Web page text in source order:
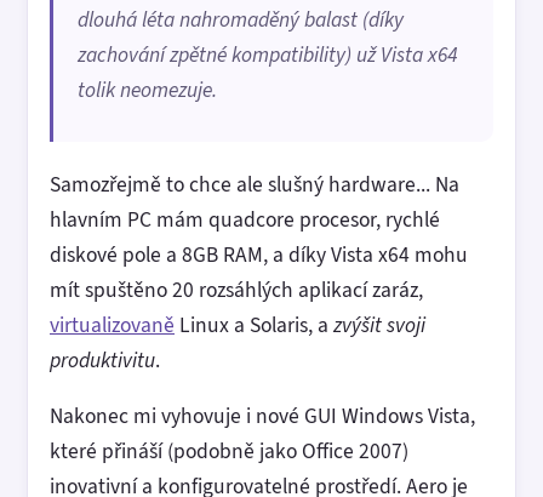
dlouhá léta nahromaděný balast (díky
zachování zpětné kompatibility) už Vista x64
tolik neomezuje.
Samozřejmě to chce ale slušný hardware... Na
hlavním PC mám quadcore procesor, rychlé
diskové pole a 8GB RAM, a díky Vista x64 mohu
mít spuštěno 20 rozsáhlých aplikací zaráz,
virtualizovaně Linux a Solaris, a zvýšit svoji
produktivitu.
Nakonec mi vyhovuje i nové GUI Windows Vista,
které přináší (podobně jako Office 2007)
inovativní a konfigurovatelné prostředí. Aero je